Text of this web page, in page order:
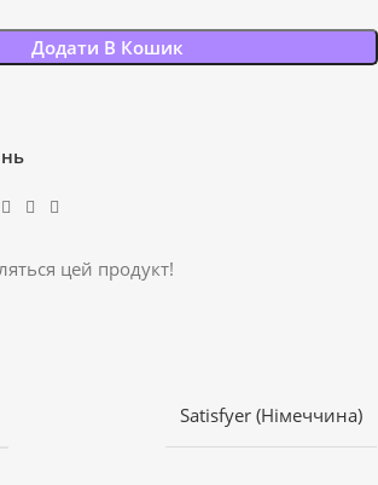
Додати В Кошик
цей продукт!
Satisfyer (Німеччина)